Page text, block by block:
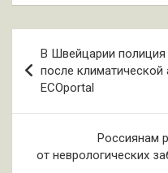
по
записям
В Швейцарии полиция
после
ECOportal
Россиянам
от неврологических